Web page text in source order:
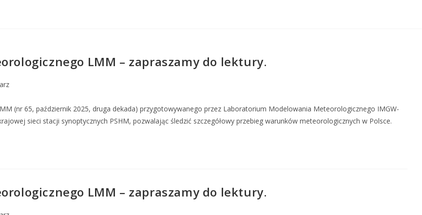
LMM – zapraszamy do lektury.
(nr 65, październik 2025, druga dekada) przygotowywanego przez Laboratorium Modelowania Meteorologicznego IMGW-
sieci stacji synoptycznych PSHM, pozwalając śledzić szczegółowy przebieg warunków meteorologicznych w Polsce.
LMM – zapraszamy do lektury.